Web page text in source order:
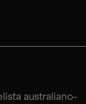
australiano-